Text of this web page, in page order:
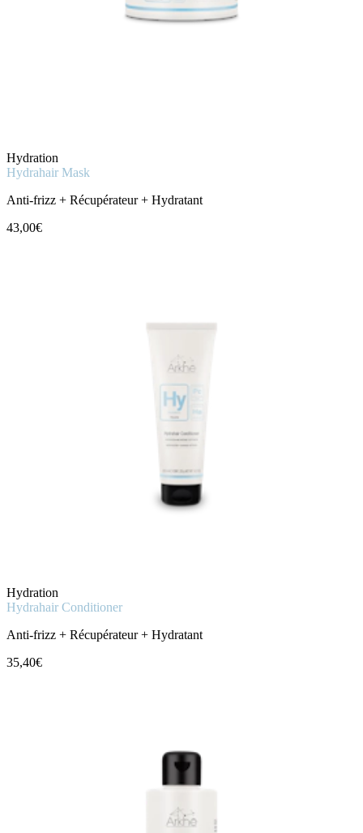
Hydration
Hydrahair Mask
Anti-frizz + Récupérateur + Hydratant
43,00€
Hydration
Hydrahair Conditioner
Anti-frizz + Récupérateur + Hydratant
35,40€